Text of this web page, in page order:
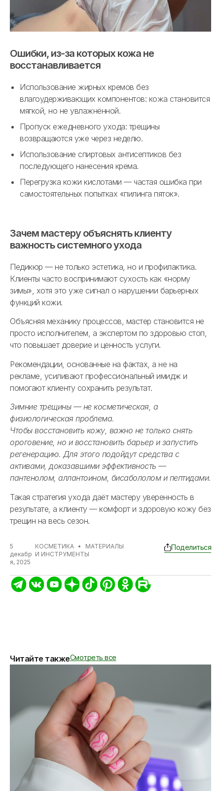
Ошибки, из-за которых кожа не
восстанавливается
Использование жирных кремов без
влагоудерживающих компонентов: кожа становится
мягкой, но не увлажнённой.
Пропуск ежедневного ухода: трещины
возвращаются уже через неделю.
Использование спиртовых антисептиков без
последующего нанесения крема.
Перегрузка кожи кислотами — частая ошибка при
самостоятельных попытках «пилинга пяток».
Зачем мастеру объяснять клиенту
важность системного ухода
Педикюр — не только эстетика, но и профилактика.
Клиенты часто воспринимают сухость как «норму
зимы», хотя это уже сигнал о нарушении барьерных
функций кожи.
Объясняя механику процессов, мастер становится не
просто исполнителем, а экспертом по здоровью стоп,
что повышает доверие и ценность услуги.
Рекомендации, основанные на фактах, а не на
рекламе, усиливают профессиональный имидж и
помогают клиенту сохранить результат.
Зимние трещины — не косметическая, а
физиологическая проблема.
Чтобы восстановить кожу, важно не только снять
ороговение, но и восстановить барьер и запустить
регенерацию. Для этого подойдут средства с
активами, доказавшими эффективность —
пантенолом, аллантоином, бисабололом и пептидами.
Такая стратегия ухода даёт мастеру уверенность в
результате, а клиенту — комфорт и здоровую кожу без
трещин на весь сезон.
5
декабр
я, 2025
КОСМЕТИКА •
МАТЕРИАЛЫ
И ИНСТРУМЕНТЫ
Поделиться
Читайте такжеСмотреть все